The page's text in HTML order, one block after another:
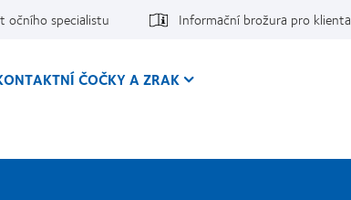
očního specialistu Informační brožura pro klienta
ČOČKY A ZRAK